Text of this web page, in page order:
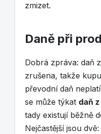
zmizet.
Daně při
Dobrá zpráva: daň
zrušena, takže
převodní daň
se může týkat daň
tady existují běžně
Nejčastější jsou